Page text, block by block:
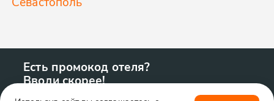
Есть промокод отеля?
Вводи скорее!